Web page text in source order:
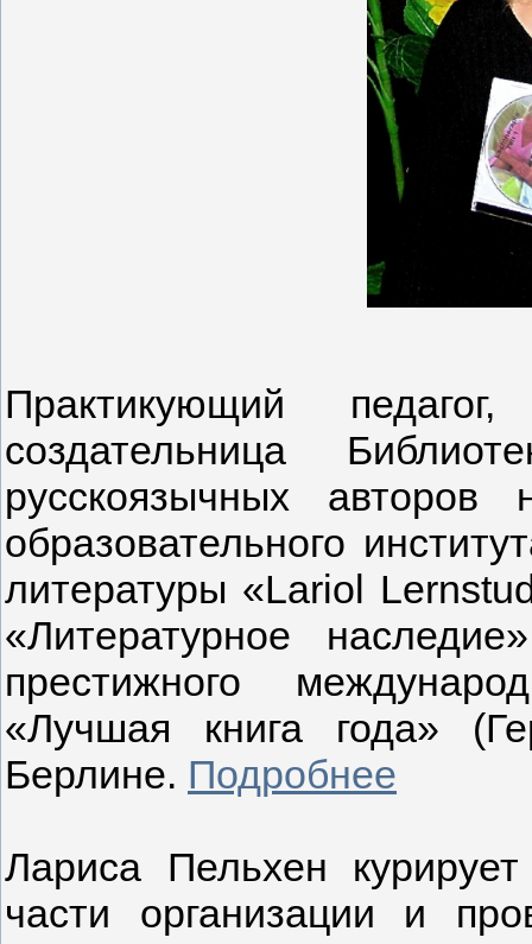
Практикующий
создательница
русскоязычных авторов
образовательного
литературы «Lariol
«Литературное
престижного
«Лучшая книга года»
Берлине. Подробнее
Лариса Пельхен
части организации и